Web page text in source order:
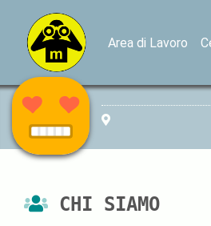
Area di Lavoro
CHI SIAMO